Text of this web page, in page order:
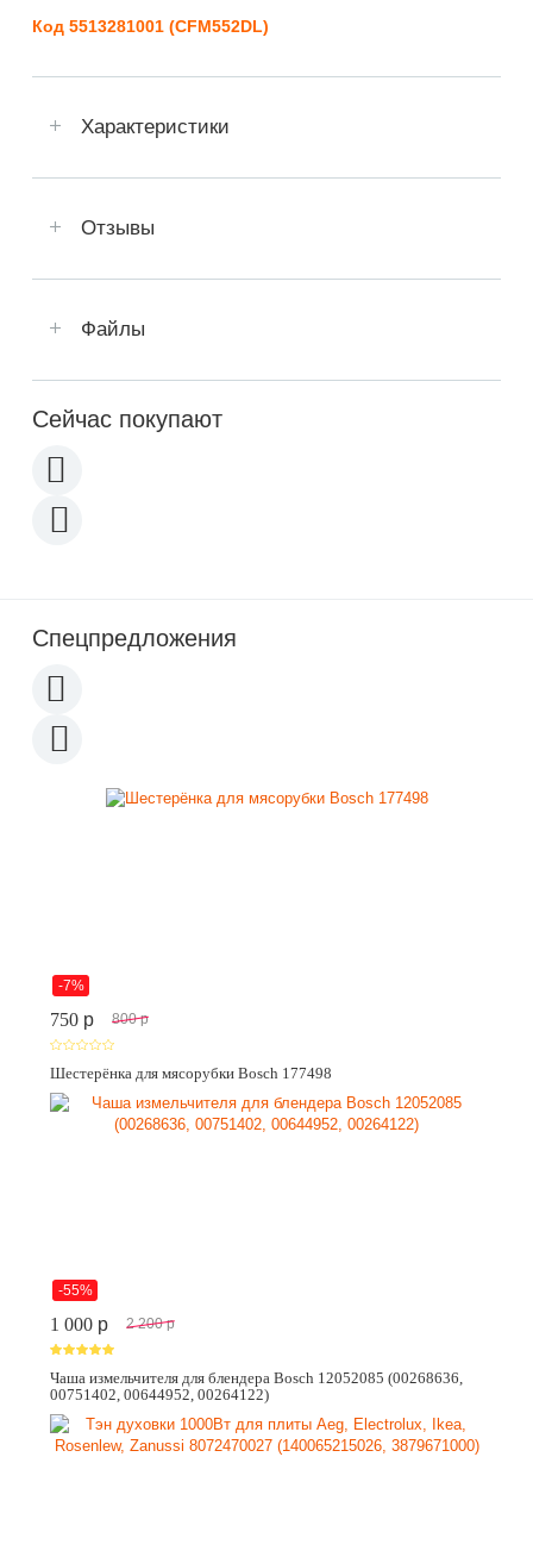
Код 5513281001 (CFM552DL)
Характеристики
Отзывы
Файлы
Сейчас покупают
Спецпредложения
-7%
750 p 800 p
Шестерёнка для мясорубки Bosch 177498
-55%
1 000 p 2 200 p
Чаша измельчителя для блендера Bosch 12052085 (00268636,
00751402, 00644952, 00264122)